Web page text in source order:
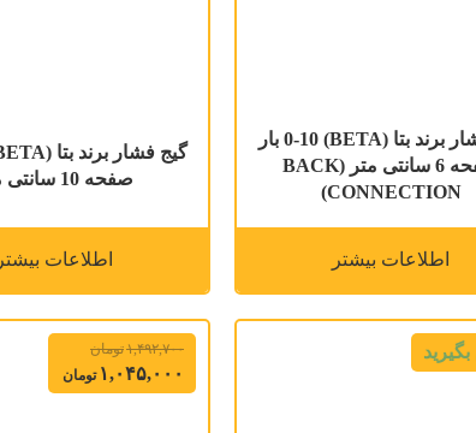
گیج فشار برند بتا (BETA) 0-10 بار
صفحه 6 سانتی متر (BACK
CONNECTION)
اطلاعات بیشتر
صفحه 10 سانتی متر
اطلاعات بیشتر
۱,۴۹۲,۷۰۰تومان
۱,۰۴۵,۰۰۰ تومان